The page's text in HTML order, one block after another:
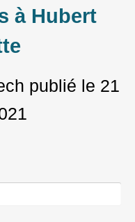
à Hubert
publié le 21